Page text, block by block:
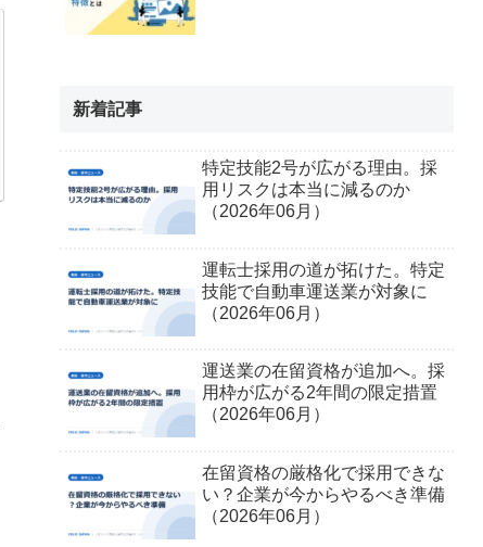
新着記事
特定技能2号が広がる理由。採
用リスクは本当に減るのか
（2026年06月）
運転士採用の道が拓けた。特定
技能で自動車運送業が対象に
（2026年06月）
運送業の在留資格が追加へ。採
用枠が広がる2年間の限定措置
（2026年06月）
在留資格の厳格化で採用できな
い？企業が今からやるべき準備
（2026年06月）